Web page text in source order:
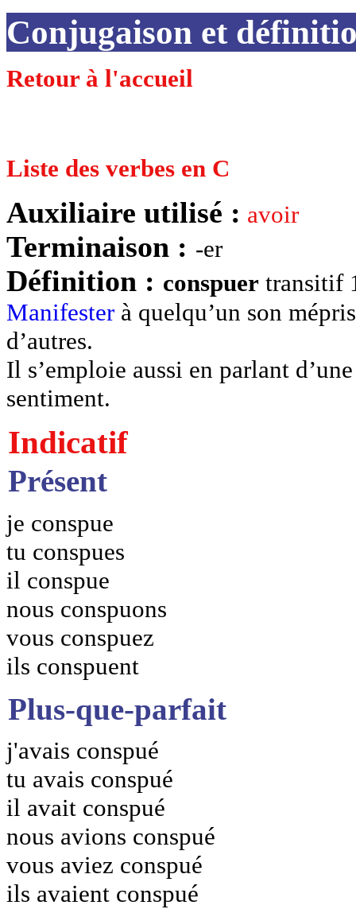
Conjugaison et
Retour à l'accueil
Liste des verbes en C
Auxiliaire utilisé : avoir
Terminaison : -er
Définition : conspuer transitif
Manifester à quelqu’un son
d’autres.
Il s’emploie aussi en parlant
sentiment.
Indicatif
Présent
je conspue
tu conspues
il conspue
nous conspuons
vous conspuez
ils conspuent
Plus-que-parfait
j'avais conspué
tu avais conspué
il avait conspué
nous avions conspué
vous aviez conspué
ils avaient conspué